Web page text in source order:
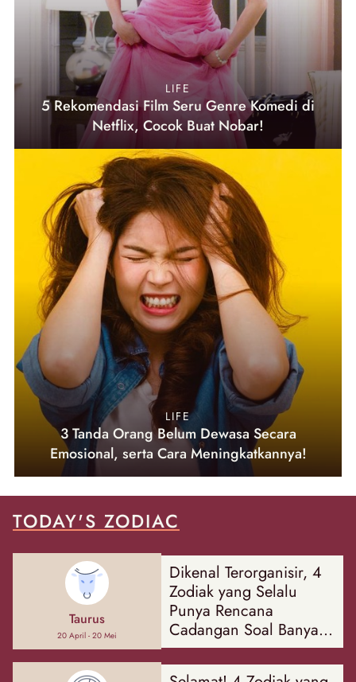
LIFE
5 Rekomendasi Film Seru Genre Komedi di
Netflix, Cocok Buat Nobar!
LIFE
3 Tanda Orang Belum Dewasa Secara
Emosional, serta Cara Meningkatkannya!
TODAY'S ZODIAC
Taurus
20 April - 20 Mei
Dikenal Terorganisir, 4
Zodiak yang Selalu
Punya Rencana
Cadangan Soal Banyak
Hal